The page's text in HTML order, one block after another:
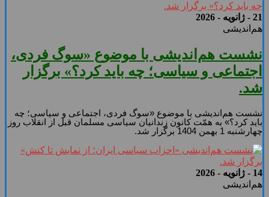
21 - ژانویه - 2026
هم‌اندیشی
نشست هم‌اندیشی با موضوع «سوگ فردی،
اجتماعی و سیاسی؛ چه باید کرد؟» برگزار
شد.
نشست هم‌اندیشی با موضوع «سوگ فردی، اجتماعی و سیاسی؛ چه
باید کرد؟» به همّت کانون زندانیان سیاسی مسلمان قبل از انقلاب روز
چهارشنبه 1 بهمن 1404 برگزار شد.
14 - ژانویه - 2026
هم‌اندیشی